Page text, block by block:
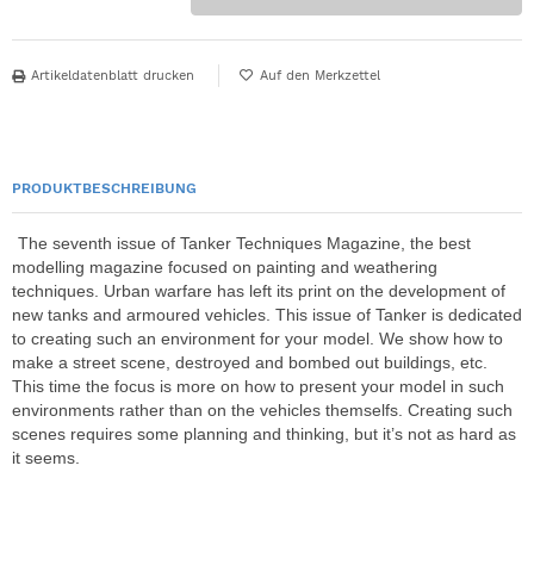
Artikeldatenblatt drucken
PRODUKTBESCHREIBUNG
The seventh issue of Tanker Techniques Magazine, the best
modelling magazine focused on painting and weathering
techniques. Urban warfare has left its print on the development of
new tanks and armoured vehicles. This issue of Tanker is dedicated
to creating such an environment for your model. We show how to
make a street scene, destroyed and bombed out buildings, etc.
This time the focus is more on how to present your model in such
environments rather than on the vehicles themselfs. Creating such
scenes requires some planning and thinking, but it’s not as hard as
it seems.